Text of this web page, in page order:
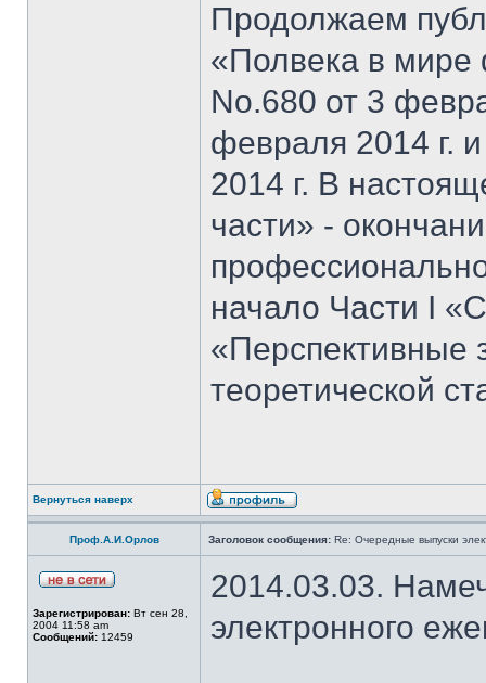
Продолжаем
«Полвека в мире
No.680 от 3
февраля 2014 г.
2014 г. В
части» -
начало Части I
«Перспективные
теоретической
Вернуться наверх
Проф.А.И.Орлов Заголовок сообщения: Re: Очередные выпуски
Зарегистрирован: Вт сен 28,
2004 11:58 am
Сообщений: 12459
2014.03.03.
электронного